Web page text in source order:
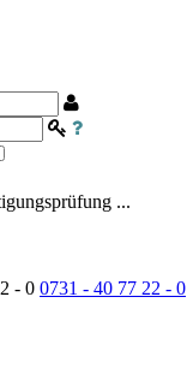
...
- 0 0731 - 40 77 22 - 0